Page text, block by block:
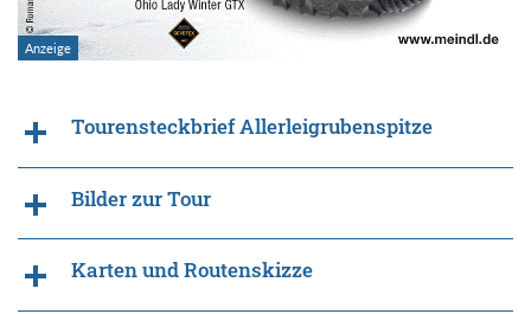
Tourensteckbrief Allerleigrubenspitze
Bilder zur Tour
Karten und Routenskizze